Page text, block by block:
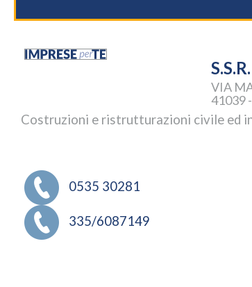
VIA
41039
Costruzioni e ristrutturazioni civile ed
0535 30281
335/6087149